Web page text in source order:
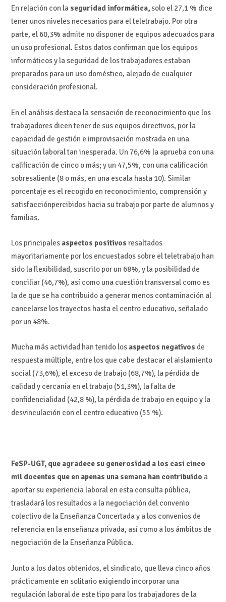
En relación con la seguridad informática,solo el 27,1 % dice
tener unos niveles necesarios para el teletrabajo. Por otra
parte, el 60,3% admite no disponer de equipos adecuados para
un uso profesional. Estos datos confirman que los equipos
informáticos y la seguridad de los trabajadores estaban
preparados para un uso doméstico, alejado de cualquier
consideración profesional.
En el análisis destaca la sensación de reconocimiento que los
trabajadores dicen tener de sus equipos directivos, por la
capacidad de gestión e improvisación mostrada en una
situación laboral tan inesperada. Un 76,6% la aprueba con una
calificación de cinco o más; y un 47,5%, con una calificación
sobresaliente (8 o más, en una escala hasta 10). Similar
porcentaje es el recogido en reconocimiento, comprensión y
satisfacciónpercibidos hacia su trabajo por parte de alumnos y
familias.
Los principales aspectos positivos resaltados
mayoritariamente por los encuestados sobre el teletrabajo han
sido la flexibilidad, suscrito por un 68%, y la posibilidad de
conciliar (46,7%), así como una cuestión transversal como es
la de que se ha contribuido a generar menos contaminación al
cancelarse los trayectos hasta el centro educativo, señalado
por un 48%.
Mucha más actividad han tenido losaspectos negativos de
respuesta múltiple, entre los que cabe destacar el aislamiento
social (73,6%), el exceso de trabajo (68,7%), la pérdida de
calidad y cercanía en el trabajo (51,3%), la falta de
confidencialidad (42,8 %), la pérdida de trabajo en equipo y la
desvinculación con el centro educativo (55 %).
FeSP-UGT, que agradece su generosidad a los casi cinco
mil docentes que en apenas una semana han contribuido a
aportar su experiencia laboral en esta consulta pública,
trasladará los resultados a la negociación del convenio
colectivo de la Enseñanza Concertada y a los convenios de
referencia en la enseñanza privada, así como a los ámbitos de
negociación de la Enseñanza Pública.
Junto a los datos obtenidos, el sindicato, que lleva cinco años
prácticamente en solitario exigiendo incorporar una
regulación laboral de este tipo para los trabajadores de la